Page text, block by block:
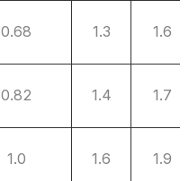
0.68 1.3 1.6
0.82 1.4 1.7
1.0 1.6 1.9